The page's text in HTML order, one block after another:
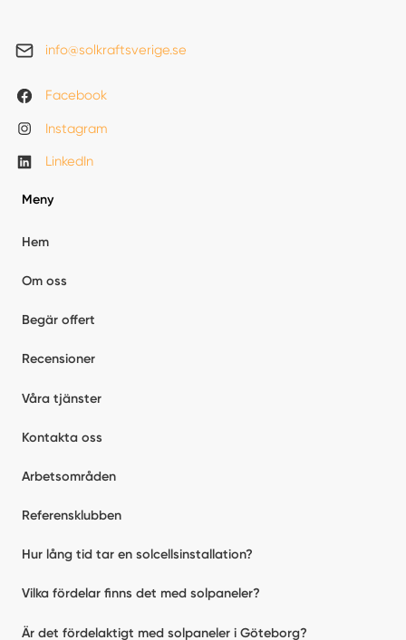
info@solkraftsverige.se
Facebook
Instagram
LinkedIn
Meny
Hem
Om oss
Begär offert
Recensioner
Våra tjänster
Kontakta oss
Arbetsområden
Referensklubben
Hur lång tid tar en solcellsinstallation?
Vilka fördelar finns det med solpaneler?
Är det fördelaktigt med solpaneler i Göteborg?